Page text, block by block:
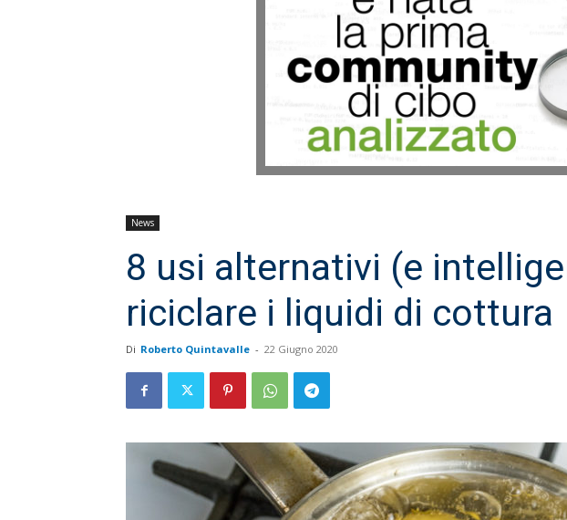
News
8 usi alternativi (e
riciclare i liquidi di cottura
Di Roberto Quintavalle - 22 Giugno 2020